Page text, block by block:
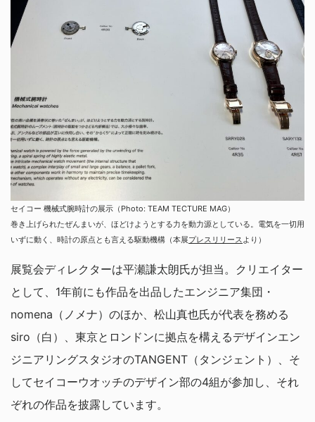
セイコー 機械式腕時計の展示（Photo: TEAM TECTURE MAG）
巻き上げられたぜんまいが、ほどけようとする力を動力源としている。電気を一切用
いずに動く、時計の原点とも言える駆動機構（本展プレスリリースより）
展覧会ディレクターは平瀬謙太朗氏が担当。クリエイター
として、1年前にも作品を出品したエンジニア集団・
nomena（ノメナ）のほか、松山真也氏が代表を務める
siro（白）、東京とロンドンに拠点を構えるデザインエン
ジニアリングスタジオのTANGENT（タンジェント）、そ
してセイコーウオッチのデザイン部の4組が参加し、それ
ぞれの作品を披露しています。